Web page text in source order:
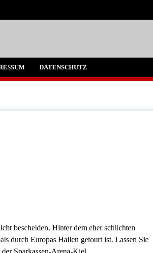
DATENSCHUTZ
bescheiden. Hinter dem eher schlichten
durch Europas Hallen getourt ist. Lassen Sie